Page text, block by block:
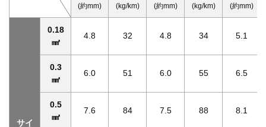
(約mm) (kg/km) (約mm) (kg/km) (約mm)
サイ
0.18
㎟
4.8 32 4.8 34 5.1
0.3
㎟
6.0 51 6.0 55 6.5
0.5
㎟
7.6 84 7.5 88 8.1